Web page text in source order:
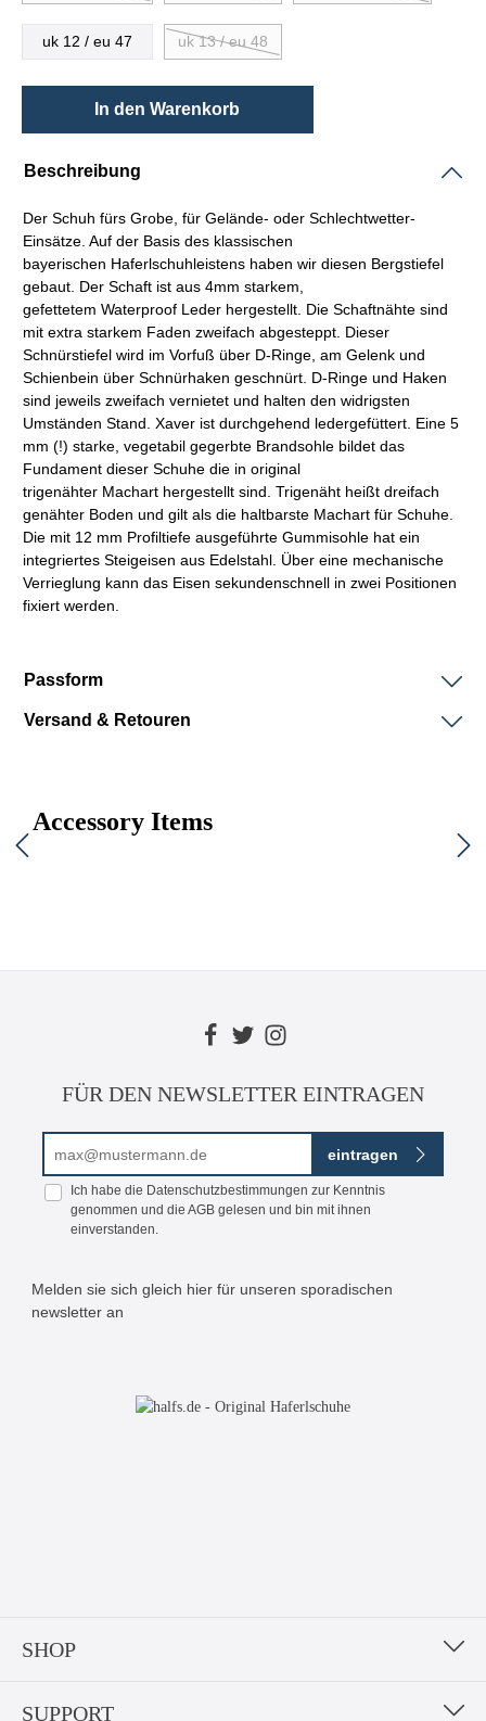
uk 12 / eu 47 uk 13 / eu 48
In den Warenkorb
Beschreibung
Der Schuh fürs Grobe, für Gelände- oder Schlechtwetter-
Einsätze. Auf der Basis des klassischen
bayerischen Haferlschuhleistens haben wir diesen Bergstiefel
gebaut. Der Schaft ist aus 4mm starkem,
gefettetem Waterproof Leder hergestellt. Die Schaftnähte sind
mit extra starkem Faden zweifach abgesteppt. Dieser
Schnürstiefel wird im Vorfuß über D-Ringe, am Gelenk und
Schienbein über Schnürhaken geschnürt. D-Ringe und Haken
sind jeweils zweifach vernietet und halten den widrigsten
Umständen Stand. Xaver ist durchgehend ledergefüttert. Eine 5
mm (!) starke, vegetabil gegerbte Brandsohle bildet das
Fundament dieser Schuhe die in original
trigenähter Machart hergestellt sind. Trigenäht heißt dreifach
genähter Boden und gilt als die haltbarste Machart für Schuhe.
Die mit 12 mm Profiltiefe ausgeführte Gummisohle hat ein
integriertes Steigeisen aus Edelstahl. Über eine mechanische
Verrieglung kann das Eisen sekundenschnell in zwei Positionen
fixiert werden.
Passform
Versand & Retouren
Accessory Items
FÜR DEN NEWSLETTER EINTRAGEN
eintragen
Ich habe die Datenschutzbestimmungen zur Kenntnis
genommen und die AGB gelesen und bin mit ihnen
einverstanden.
Melden sie sich gleich hier für unseren sporadischen
newsletter an
SHOP
SUPPORT